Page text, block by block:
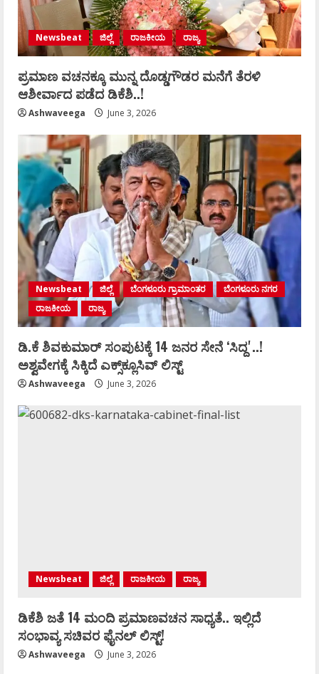
Newsbeat ಜಿಲ್ಲೆ ರಾಜಕೀಯ ರಾಜ್ಯ
ಪ್ರಮಾಣ ವಚನಕ್ಕೂ ಮುನ್ನ ದೊಡ್ಡಗೌಡರ ಮನೆಗೆ ತೆರಳಿ
ಆಶೀರ್ವಾದ ಪಡೆದ ಡಿಕೆಶಿ..!
Ashwaveega June 3, 2026
Newsbeat ಜಿಲ್ಲೆ ಬೆಂಗಳೂರು ಗ್ರಾಮಾಂತರ
ಬೆಂಗಳೂರು ನಗರ
ರಾಜಕೀಯ
ರಾಜ್ಯ
ಡಿ.ಕೆ ಶಿವಕುಮಾರ್‌ ಸಂಪುಟಕ್ಕೆ 14 ಜನರ ಸೇನೆ ʻಸಿದ್ದʼ..!
ಅಶ್ವವೇಗಕ್ಕೆ ಸಿಕ್ಕಿದೆ ಎಕ್ಸ್‌ಕ್ಲೂಸಿವ್‌ ಲಿಸ್ಟ್‌
Ashwaveega June 3, 2026
Newsbeat ಜಿಲ್ಲೆ ರಾಜಕೀಯ ರಾಜ್ಯ
ಡಿಕೆಶಿ ಜತೆ 14 ಮಂದಿ ಪ್ರಮಾಣವಚನ ಸಾಧ್ಯತೆ.. ಇಲ್ಲಿದೆ
ಸಂಭಾವ್ಯ ಸಚಿವರ ಫೈನಲ್ ಲಿಸ್ಟ್‌!
Ashwaveega June 3, 2026